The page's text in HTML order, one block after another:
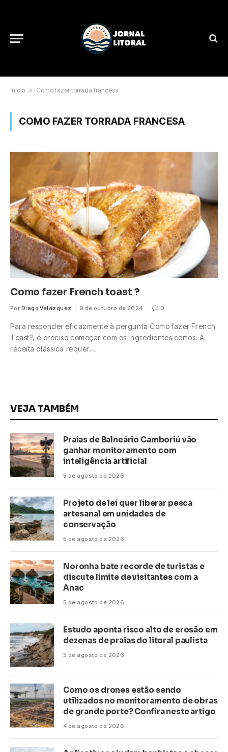
Início » Como fazer torrada francesa
COMO FAZER TORRADA FRANCESA
Como fazer French toast ?
Por Diego Velázquez 9 de outubro de 2024 0
Para responder eficazmente à pergunta Como fazer French
Toast?, é preciso começar com os ingredientes certos. A
receita clássica requer…
VEJA TAMBÉM
Praias de Balneário Camboriú vão
ganhar monitoramento com
inteligência artificial
5 de agosto de 2026
Projeto de lei quer liberar pesca
artesanal em unidades de
conservação
5 de agosto de 2026
Noronha bate recorde de turistas e
discute limite de visitantes com a
Anac
5 de agosto de 2026
Estudo aponta risco alto de erosão em
dezenas de praias do litoral paulista
5 de agosto de 2026
Como os drones estão sendo
utilizados no monitoramento de obras
de grande porte? Confira neste artigo
4 de agosto de 2026